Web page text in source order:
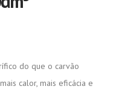
do que o carvão
calor, mais eficácia e